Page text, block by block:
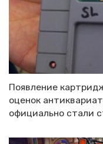
Появление
оценок
официально стали